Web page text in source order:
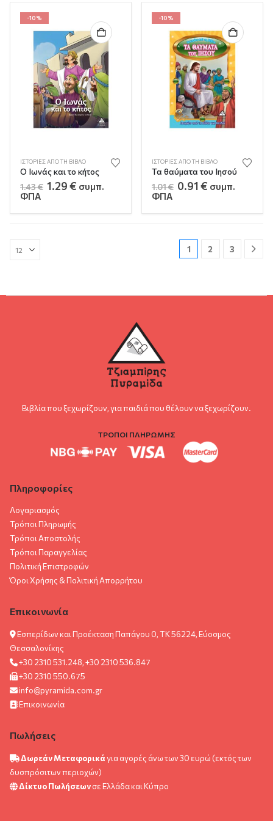
1.29 €.
1.29 €.
-10%
ΙΣΤΟΡΊΕΣ ΑΠΌ ΤΗ ΒΊΒΛΟ
Ο Ιωνάς και το κήτος
1.43€ Original
1.43 €.
1.29 €Η
τρέχουσα
είναι:
1.29 €.
συμπ.
ΦΠΑ
-10%
ΙΣΤΟΡΊΕΣ ΑΠΌ ΤΗ ΒΊΒΛΟ
Τα θαύματα του Ιησού
1.01€ Original
1.01 €.
0.91 €Η
τρέχουσα
είναι:
0.91 €.
συμπ.
ΦΠΑ
1 2 3
Βιβλία που ξεχωρίζουν, για παιδιά που θέλουν να ξεχωρίζουν.
ΤΡΟΠΟΙ ΠΛΗΡΩΜΗΣ
Πληροφορίες
Λογαριασμός
Τρόποι Πληρωμής
Τρόποι Αποστολής
Τρόποι Παραγγελίας
Πολιτική Επιστροφών
Όροι Χρήσης & Πολιτική Aπορρήτου
Επικοινωνία
Εσπερίδων και Προέκταση Παπάγου 0, ΤΚ 56224, Εύοσμος
Θεσσαλονίκης
+30 2310 531.248, +30 2310 536.847
+30 2310 550.675
info@pyramida.com.gr
Επικοινωνία
Πωλήσεις
Δωρεάν Μεταφορικάγια αγορές άνω των 30 ευρώ (εκτός των
δυσπρόσιτων περιοχών)
Δίκτυο Πωλήσεωνσε Ελλάδα και Κύπρο